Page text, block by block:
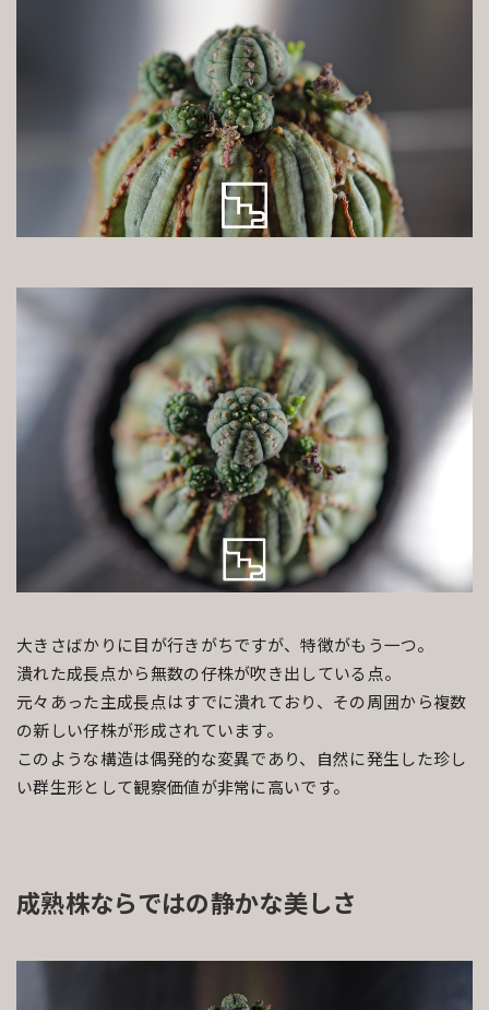
大きさばかりに目が行きがちですが、特徴がもう一つ。
潰れた成長点から無数の仔株が吹き出している点。
元々あった主成長点はすでに潰れており、その周囲から複数
の新しい仔株が形成されています。
このような構造は偶発的な変異であり、自然に発生した珍し
い群生形として観察価値が非常に高いです。
成熟株ならではの静かな美しさ